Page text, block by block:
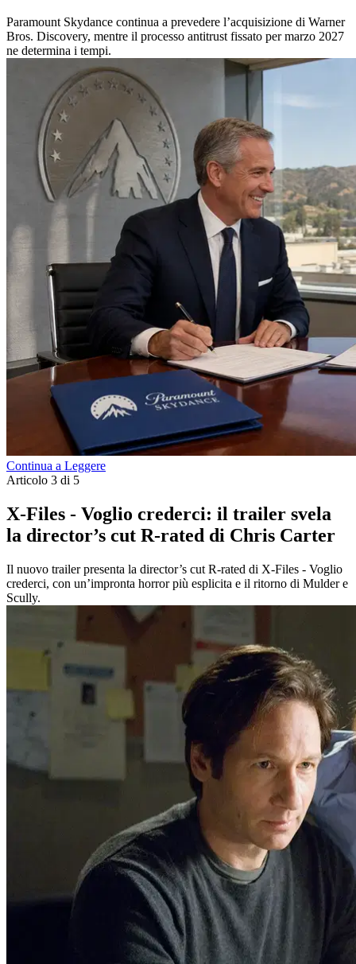
Paramount Skydance continua a prevedere l’acquisizione di Warner
Bros. Discovery, mentre il processo antitrust fissato per marzo 2027
ne determina i tempi.
Continua a Leggere
Articolo 3 di 5
X-Files - Voglio crederci: il trailer svela
la director’s cut R-rated di Chris Carter
Il nuovo trailer presenta la director’s cut R-rated di X-Files - Voglio
crederci, con un’impronta horror più esplicita e il ritorno di Mulder e
Scully.